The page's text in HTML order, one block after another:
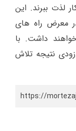
لذت ببرند. این
معرض راه های
خواهند داشت. با
نتیجه تلاش
https://